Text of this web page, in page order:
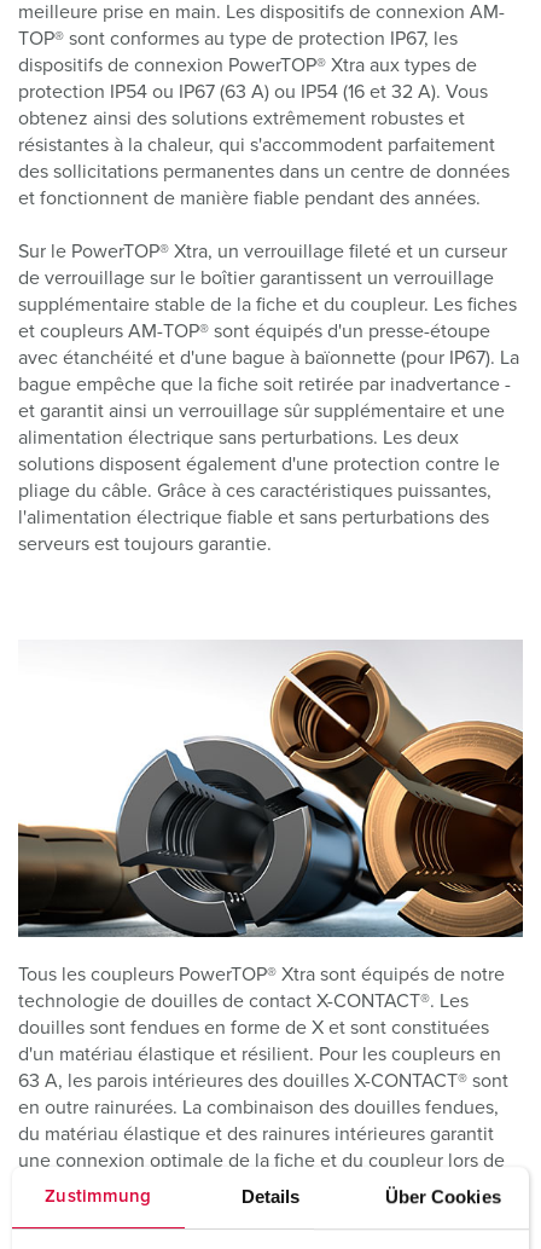
Zustimmung Details Über Cookies
meilleure prise en main. Les dispositifs de connexion AM-
TOP® sont conformes au type de protection IP67, les
dispositifs de connexion PowerTOP® Xtra aux types de
protection IP54 ou IP67 (63 A) ou IP54 (16 et 32 A). Vous
obtenez ainsi des solutions extrêmement robustes et
résistantes à la chaleur, qui s'accommodent parfaitement
des sollicitations permanentes dans un centre de données
et fonctionnent de manière fiable pendant des années.
Sur le PowerTOP® Xtra, un verrouillage fileté et un curseur
de verrouillage sur le boîtier garantissent un verrouillage
supplémentaire stable de la fiche et du coupleur. Les fiches
et coupleurs AM-TOP® sont équipés d'un presse-étoupe
avec étanchéité et d'une bague à baïonnette (pour IP67). La
bague empêche que la fiche soit retirée par inadvertance -
et garantit ainsi un verrouillage sûr supplémentaire et une
alimentation électrique sans perturbations. Les deux
solutions disposent également d'une protection contre le
pliage du câble. Grâce à ces caractéristiques puissantes,
l'alimentation électrique fiable et sans perturbations des
serveurs est toujours garantie.
Tous les coupleurs PowerTOP® Xtra sont équipés de notre
technologie de douilles de contact X-CONTACT®. Les
douilles sont fendues en forme de X et sont constituées
d'un matériau élastique et résilient. Pour les coupleurs en
63 A, les parois intérieures des douilles X-CONTACT® sont
en outre rainurées. La combinaison des douilles fendues,
du matériau élastique et des rainures intérieures garantit
une connexion optimale de la fiche et du coupleur lors de
l'enfichage.